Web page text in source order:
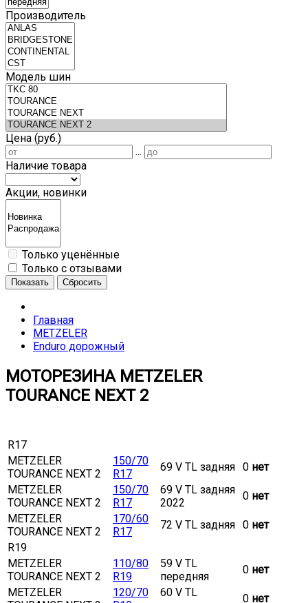
Производитель
Модель шин
Цена (руб.)
...
Наличие товара
Акции, новинки
Только уценённые
Только с отзывами
Показать Сбросить
Главная
METZELER
Enduro дорожный
МОТОРЕЗИНА METZELER
TOURANCE NEXT 2
R17
METZELER
TOURANCE NEXT 2
150/70
R17
69 V TL задняя 0 нет
METZELER
TOURANCE NEXT 2
150/70
R17
69 V TL задняя
2022
0 нет
METZELER
TOURANCE NEXT 2
170/60
R17
72 V TL задняя 0 нет
R19
METZELER
TOURANCE NEXT 2
110/80
R19
59 V TL
передняя
0 нет
METZELER
120/70
60 V TL
0 нет